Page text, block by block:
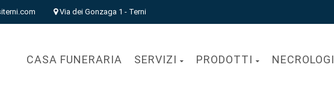
Via dei Gonzaga 1 - Terni
CASA FUNERARIA SERVIZI PRODOTTI NECROLOGI